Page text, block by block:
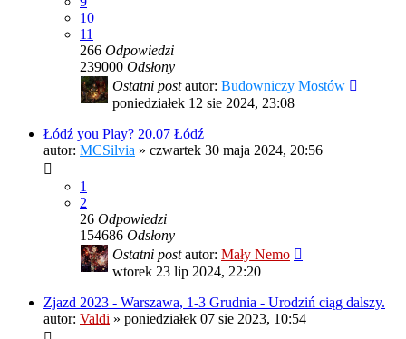
10
11
266 Odpowiedzi
239000 Odsłony
Ostatni postautor: Budowniczy Mostów
poniedziałek 12 sie 2024, 23:08
Łódź you Play? 20.07 Łódź
autor: MCSilvia » czwartek 30 maja 2024, 20:56
1
2
26 Odpowiedzi
154686 Odsłony
Ostatni postautor: Mały Nemo
wtorek 23 lip 2024, 22:20
Zjazd 2023 - Warszawa, 1-3 Grudnia - Urodziń ciąg dalszy.
autor: Valdi » poniedziałek 07 sie 2023, 10:54